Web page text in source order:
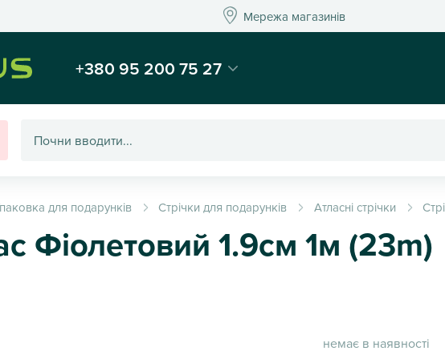
місто Мережа магазинівМережа магазинів
Інтернет-магазин подарунків та декору - Kaktus
+380 95 200 75 27
для подарунків Стрічки для подарунків Атласні стрічки
Фіолетовий 1.9см 1м (23m)
немає в наявності